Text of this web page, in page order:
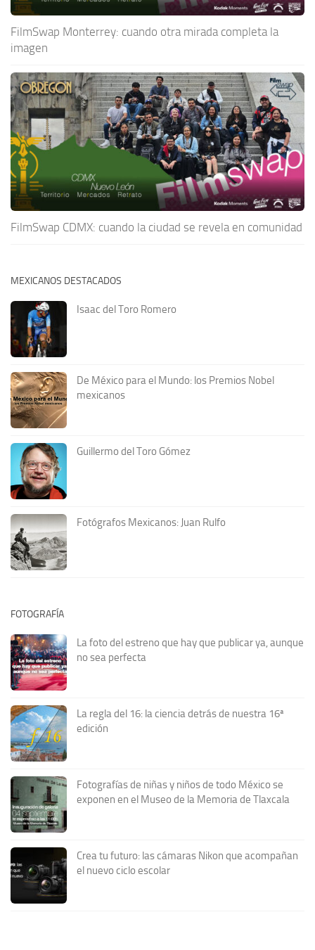
FilmSwap Monterrey: cuando otra mirada completa la
imagen
FilmSwap CDMX: cuando la ciudad se revela en comunidad
MEXICANOS DESTACADOS
Isaac del Toro Romero
De México para el Mundo: los Premios Nobel
mexicanos
Guillermo del Toro Gómez
Fotógrafos Mexicanos: Juan Rulfo
FOTOGRAFÍA
La foto del estreno que hay que publicar ya, aunque
no sea perfecta
La regla del 16: la ciencia detrás de nuestra 16ª
edición
Fotografías de niñas y niños de todo México se
exponen en el Museo de la Memoria de Tlaxcala
Crea tu futuro: las cámaras Nikon que acompañan
el nuevo ciclo escolar